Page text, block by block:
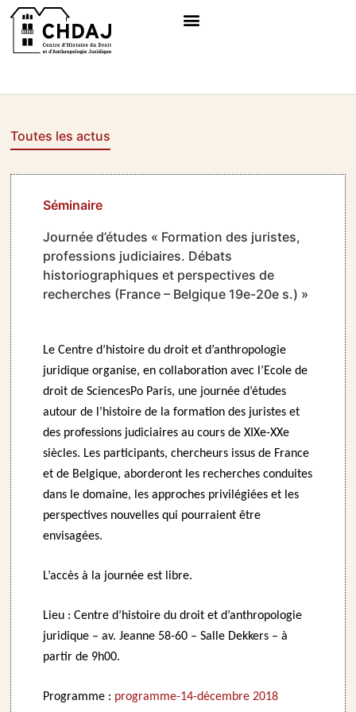
Toutes les actus
Séminaire
Journée d’études « Formation des juristes,
professions judiciaires. Débats
historiographiques et perspectives de
recherches (France – Belgique 19e-20e s.) »
Le Centre d’histoire du droit et d’anthropologie
juridique organise, en collaboration avec l’Ecole de
droit de SciencesPo Paris, une journée d’études
autour de l’histoire de la formation des juristes et
des professions judiciaires au cours de XIXe-XXe
siècles. Les participants, chercheurs issus de France
et de Belgique, aborderont les recherches conduites
dans le domaine, les approches privilégiées et les
perspectives nouvelles qui pourraient être
envisagées.
L’accès à la journée est libre.
Lieu : Centre d’histoire du droit et d’anthropologie
juridique – av. Jeanne 58-60 – Salle Dekkers – à
partir de 9h00.
Programme : programme-14-décembre 2018